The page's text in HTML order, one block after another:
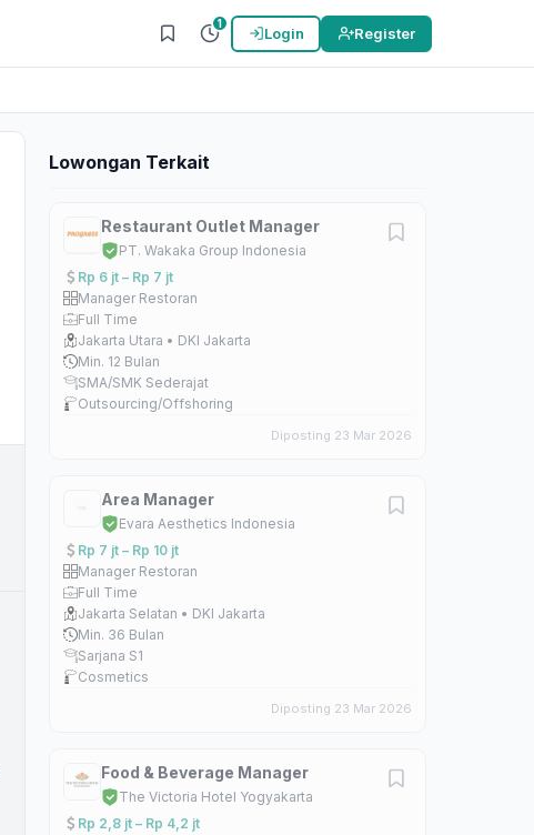
1
Login Register
Lowongan Terkait
Restaurant Outlet Manager
PT. Wakaka Group Indonesia
Rp 6 jt – Rp 7 jt
Manager Restoran
Full Time
Jakarta Utara • DKI Jakarta
Min. 12 Bulan
SMA/SMK Sederajat
Outsourcing/Offshoring
Diposting 23 Mar 2026
Area Manager
Evara Aesthetics Indonesia
Rp 7 jt – Rp 10 jt
Manager Restoran
Full Time
Jakarta Selatan • DKI Jakarta
Min. 36 Bulan
Sarjana S1
Cosmetics
Diposting 23 Mar 2026
Food & Beverage Manager
The Victoria Hotel Yogyakarta
Rp 2,8 jt – Rp 4,2 jt